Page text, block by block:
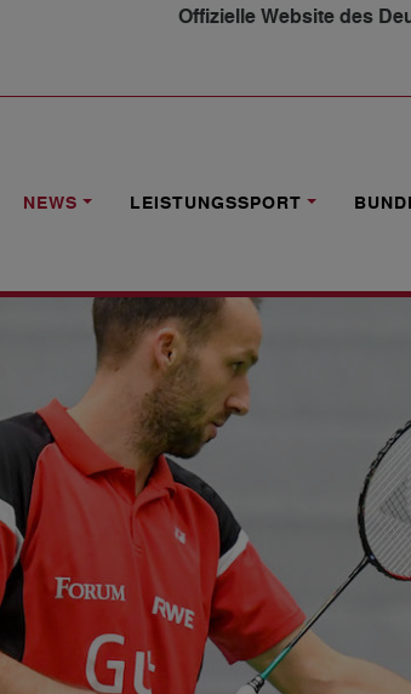
Offizielle Website des
NEWS LEISTUNGSSPORT